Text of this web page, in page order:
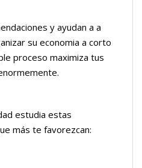
y ayudan a a
su economia a corto
proceso maximiza tus
estudia estas
más te favorezcan: